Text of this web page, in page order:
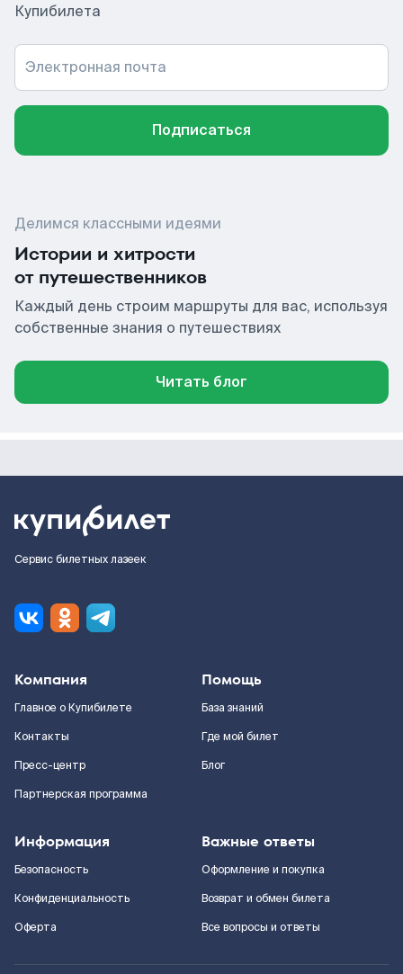
Купибилета
Электронная почта
Подписаться
Делимся классными идеями
Истории и хитрости
от путешественников
Каждый день строим маршруты для вас, используя
собственные знания о путешествиях
Читать блог
Сервис билетных лазеек
Компания
Главное о Купибилете
Контакты
Пресс-центр
Партнерская программа
Помощь
База знаний
Где мой билет
Блог
Информация
Безопасность
Конфиденциальность
Оферта
Важные ответы
Оформление и покупка
Возврат и обмен билета
Все вопросы и ответы